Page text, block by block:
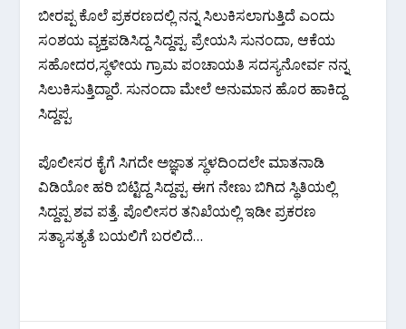
ಬೀರಪ್ಪ ಕೊಲೆ ಪ್ರಕರಣದಲ್ಲಿ ನನ್ನ ಸಿಲುಕಿಸಲಾಗುತ್ತಿದೆ ಎಂದು
ಸಂಶಯ ವ್ಯಕ್ತಪಡಿಸಿದ್ದ ಸಿದ್ದಪ್ಪ. ಪ್ರೇಯಸಿ ಸುನಂದಾ, ಆಕೆಯ
ಸಹೋದರ,ಸ್ಥಳೀಯ ಗ್ರಾಮ ಪಂಚಾಯತಿ ಸದಸ್ಯನೋರ್ವ ನನ್ನ
ಸಿಲುಕಿಸುತ್ತಿದ್ದಾರೆ. ಸುನಂದಾ ಮೇಲೆ ಅನುಮಾನ ಹೊರ ಹಾಕಿದ್ದ
ಸಿದ್ದಪ್ಪ.
ಪೊಲೀಸರ ಕೈಗೆ ಸಿಗದೇ ಅಜ್ಞಾತ ಸ್ಥಳದಿಂದಲೇ ಮಾತನಾಡಿ
ವಿಡಿಯೋ ಹರಿ ಬಿಟ್ಟಿದ್ದ ಸಿದ್ದಪ್ಪ. ಈಗ ನೇಣು ಬಿಗಿದ ಸ್ಥಿತಿಯಲ್ಲಿ
ಸಿದ್ದಪ್ಪ ಶವ ಪತ್ತೆ. ಪೊಲೀಸರ ತನಿಖೆಯಲ್ಲಿ ಇಡೀ ಪ್ರಕರಣ
ಸತ್ಯಾಸತ್ಯತೆ ಬಯಲಿಗೆ ಬರಲಿದೆ…